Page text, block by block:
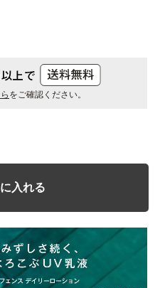
をご確認ください。
入れる